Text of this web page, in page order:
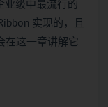
业级中最流行的
实现的，且
在这一章讲解它